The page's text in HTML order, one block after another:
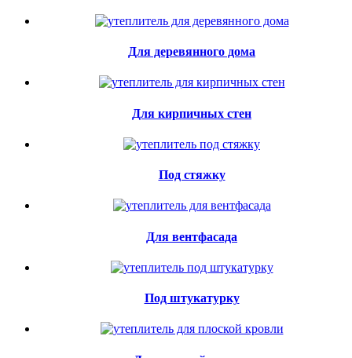
Для деревянного дома
Для кирпичных стен
Под стяжку
Для вентфасада
Под штукатурку